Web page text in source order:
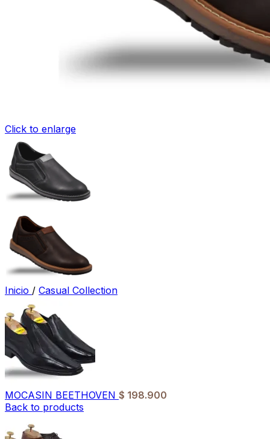
Click to enlarge
Inicio / Casual Collection
MOCASIN BEETHOVEN $ 198.900
Back to products